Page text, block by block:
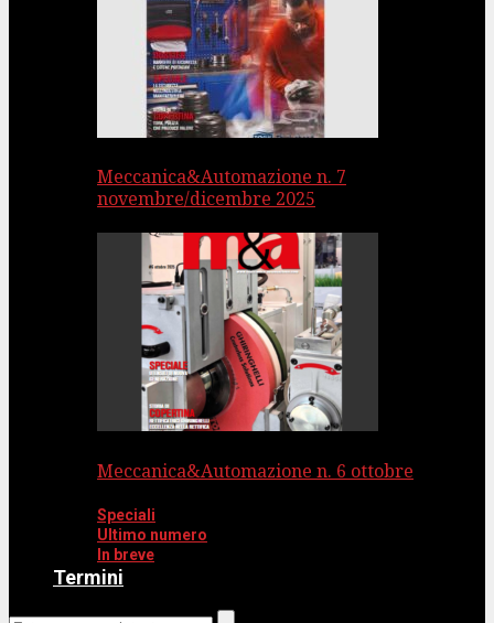
Meccanica&Automazione n. 7
novembre/dicembre 2025
Meccanica&Automazione n. 6 ottobre
Speciali
Ultimo numero
In breve
Termini